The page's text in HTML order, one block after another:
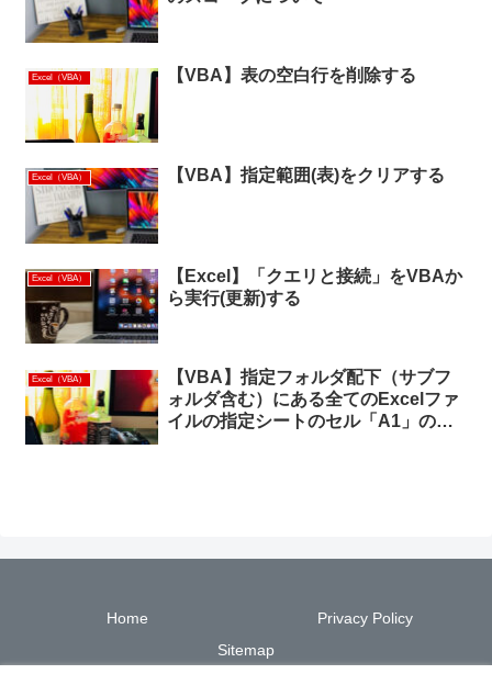
Excel（VBA） 【VBA】表の空白行を削除する
Excel（VBA） 【VBA】指定範囲(表)をクリアする
Excel（VBA）
【Excel】「クエリと接続」をVBAか
ら実行(更新)する
Excel（VBA）
【VBA】指定フォルダ配下（サブフ
ォルダ含む）にある全てのExcelファ
イルの指定シートのセル「A1」の値
Home
Privacy Policy
Sitemap